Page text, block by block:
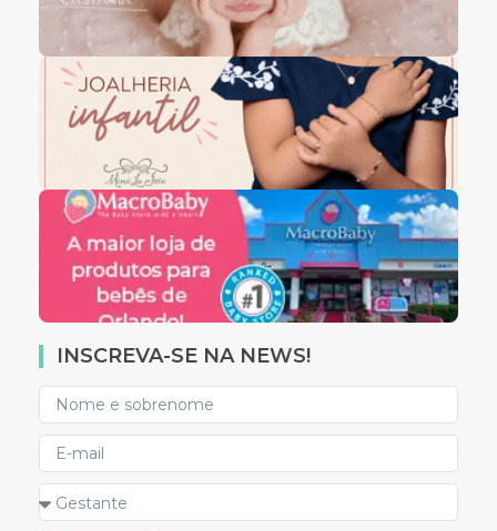
INSCREVA-SE NA NEWS!